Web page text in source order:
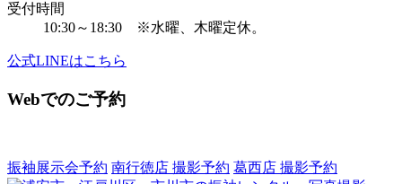
受付時間
10:30～18:30 ※水曜、木曜定休。
公式LINEはこちら
Webでのご予約
振袖展示会予約 南行徳店 撮影予約 葛西店 撮影予約